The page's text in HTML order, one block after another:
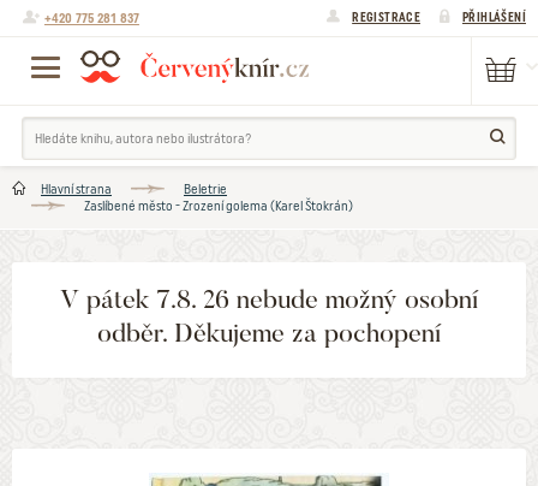
+420 775 281 837 REGISTRACE PŘIHLÁŠENÍ
Hlavní strana
Beletrie
Zaslíbené město - Zrození golema (Karel Štokrán)
V pátek 7.8. 26 nebude možný osobní
odběr. Děkujeme za pochopení